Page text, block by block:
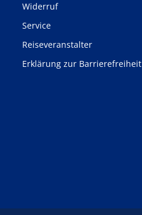
Widerruf
Service
Reiseveranstalter
Erklärung zur Barrierefreiheit